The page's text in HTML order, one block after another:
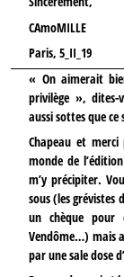
CAmoMILLE
Paris, 5_II_19
« On aimerait
privilège », dites-
aussi sottes que
Chapeau et
monde de
m’y précipiter.
sous (les grévistes
un chèque pour
Vendôme…) mais
par une sale dose